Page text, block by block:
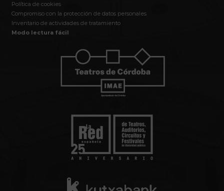
Política de cookies
Compromiso con la protección de datos personales
Inventario de actividades de tratamiento
Modo lectura fácil